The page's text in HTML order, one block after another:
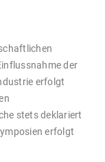
der
erfolgt
stets deklariert
erfolgt